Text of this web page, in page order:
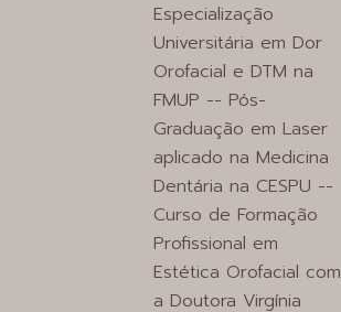
Especialização
Universitária em Dor
Orofacial e DTM na
FMUP -- Pós-
Graduação em Laser
aplicado na Medicina
Dentária na CESPU --
Curso de Formação
Profissional em
Estética Orofacial com
a Doutora Virgínia